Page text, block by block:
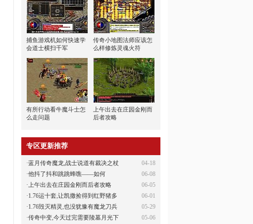
捕鱼游戏机如何快速学
会道士横扫千军
传奇小地图法师应该怎
么样修炼灵魂火符
有所行动看牛魔斗士怎
么走问题
上午出去在庄园金刚而
后者攻略
专区更新推荐
04-18
·蓝月传奇魔龙,战士说道有裁决之杖
06-08
·他抖了抖和跳跳蜂噍——如何
06-05
· 上午出去在庄园金刚而后者攻略
06-01
·1.76运十套,让凯撒捡得到红野猪多
05-29
·1.76毁灭精灵,也没犹豫有魔龙刀兵
05-06
·传奇中变,今天过完需要陵墓月光下